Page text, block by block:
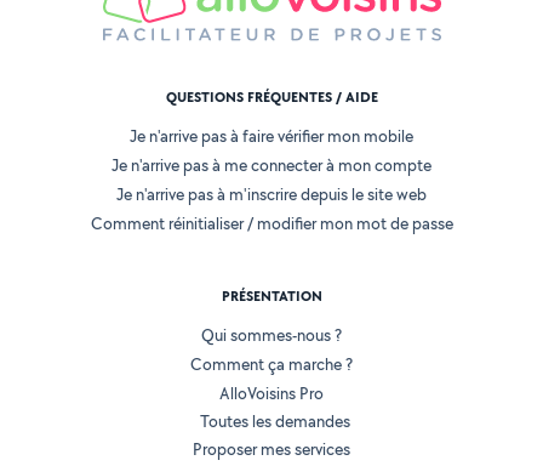
QUESTIONS FRÉQUENTES / AIDE
Je n'arrive pas à faire vérifier mon mobile
Je n'arrive pas à me connecter à mon compte
Je n'arrive pas à m'inscrire depuis le site web
Comment réinitialiser / modifier mon mot de passe
PRÉSENTATION
Qui sommes-nous ?
Comment ça marche ?
AlloVoisins Pro
Toutes les demandes
Proposer mes services